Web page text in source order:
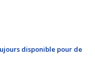
disponible pour de